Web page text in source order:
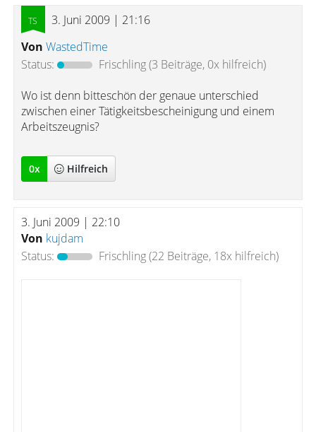
3. Juni 2009 | 21:16
Von WastedTime
Status:
Frischling(3 Beiträge, 0x hilfreich)
Wo ist denn bitteschön der genaue unterschied
zwischen einer Tätigkeitsbescheinigung und einem
Arbeitszeugnis?
0x Hilfreich
3. Juni 2009 | 22:10
Von kujdam
Status:
Frischling(22 Beiträge, 18x hilfreich)